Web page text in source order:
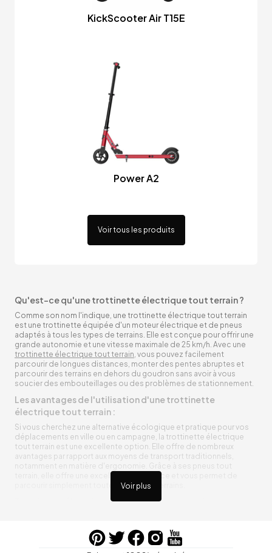
KickScooter Air T15E
Power A2
Voir tous les produits
Voir plus
Qu'est-ce qu'une trottinette électrique tout terrain ?
Comme son nom l'indique, une trottinette électrique tout terrain
est une trottinette équipée d'un moteur électrique et de pneus
adaptés à tous les types de terrains. Elle est conçue pour offrir une
grande autonomie et une vitesse maximale de 25 km/h. Avec une
trottinette électrique tout terrain, vous pouvez facilement
parcourir de longues distances, monter des pentes abruptes et
parcourir des terrains en dehors du goudron sans avoir à vous
soucier des embouteillages ou des problèmes de stationnement.
Les avantages de l'utilisation d'une trottinette
électrique tout terrain :
Si vous cherchez une alternative écologique et pratique pour vos
déplacements en ville ou en campagne, la trottinette électrique
tout terrain est une excellente option. Elle offre de nombreux
avantages par rapport aux moyens de transport traditionnels,
notamment en matière d'ergonomie. Grâce à ses pneus tout
terrain, elle offre une excellente adhérence et vous permet de
parcourir simplement toutes sortes de terrains.
Trottinette électrique tout terrain ergonomique
entre vos trajets, vous n’aurez pas à vous soucier de l’état de sa
batterie. De plus, elle est équipée de pneus résistants qui peuvent